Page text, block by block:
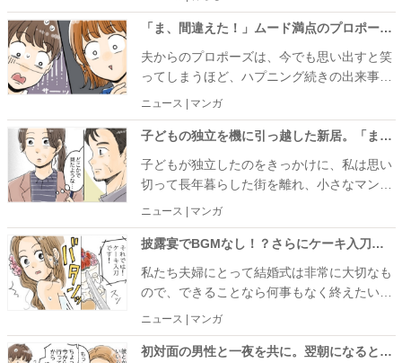
い」というこだわりを持っているのです。
「ま、間違えた！」ムード満点のプロポーズが一転！？彼が差し出した小箱に入っていたまさかのモノ
夫からのプロポーズは、今でも思い出すと笑
ってしまうほど、ハプニング続きの出来事で
した。ある日、夜景の見えるレストランに連
れて行ってもらったのですが、そこで思いが
けない展開が待っていたのです。
ニュース | マンガ
子どもの独立を機に引っ越した新居。「まさか！？」エレベーターで一緒になった隣人の正体とは
子どもが独立したのをきっかけに、私は思い
切って長年暮らした街を離れ、小さなマンシ
ョンへ引っ越しました。新生活に胸を弾ませ
ていた春のある日、思いがけない出来事があ
ったのです。
ニュース | マンガ
披露宴でBGMなし！？さらにケーキ入刀で会場がどよめき！結婚式で起きたとんでもハプニングとは
私たち夫婦にとって結婚式は非常に大切なも
ので、できることなら何事もなく終えたいと
思っていました。ところが当日は思いがけな
いハプニングが続き、私はとても焦ってしま
ったのです。今回は、そんな結婚式当日の出
ニュース | マンガ
初対面の男性と一夜を共に。翌朝になると「すぐ戻るから」と置き去り！？彼の部屋で待ち続けた結果